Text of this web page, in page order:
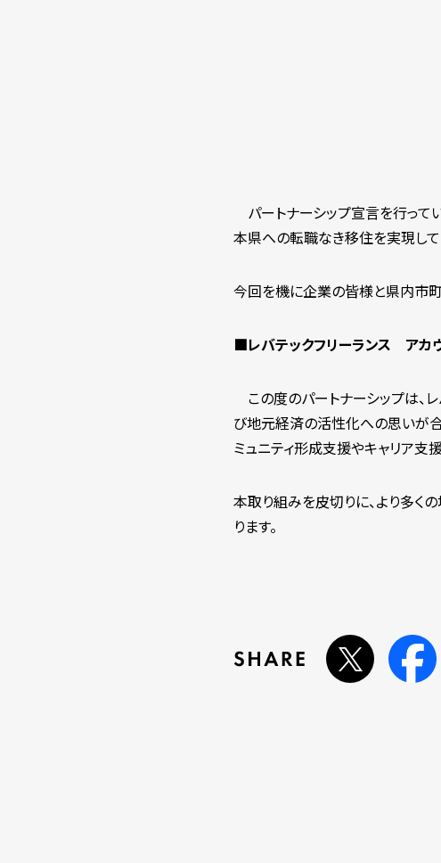
パートナーシップ宣言を行って
本県への転職なき移住を実現して
今回を機に企業の皆様と県内市
■レバテックフリーランス ア
この度のパートナーシップは、
び地元経済の活性化への思いが合
ミュニティ形成支援やキャリア支
本取り組みを皮切りに、より多く
ります。